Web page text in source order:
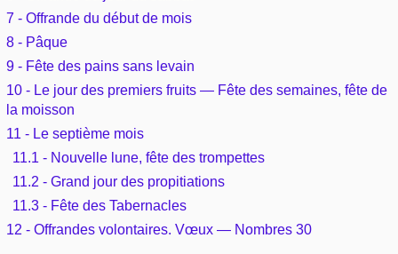
7 - Offrande du début de mois
8 - Pâque
9 - Fête des pains sans levain
10 - Le jour des premiers fruits — Fête des semaines, fête de
la moisson
11 - Le septième mois
11.1 - Nouvelle lune, fête des trompettes
11.2 - Grand jour des propitiations
11.3 - Fête des Tabernacles
12 - Offrandes volontaires. Vœux — Nombres 30